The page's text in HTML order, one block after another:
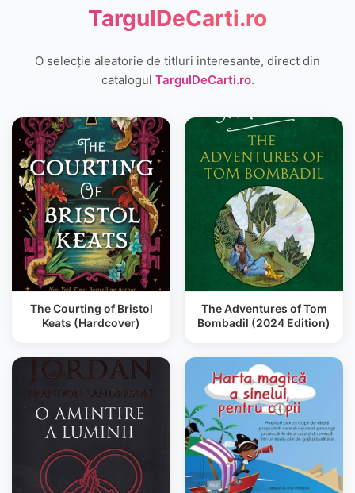
TargulDeCarti.ro
O selecție aleatorie de titluri interesante, direct din
catalogul TargulDeCarti.ro.
The Courting of Bristol
Keats (Hardcover)
The Adventures of Tom
Bombadil (2024 Edition)